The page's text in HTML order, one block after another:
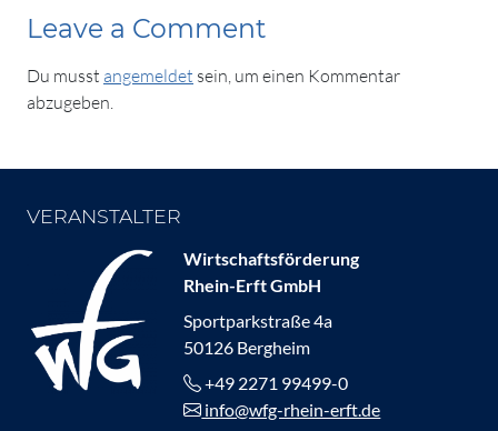
Leave a Comment
Du musst angemeldet sein, um einen Kommentar
abzugeben.
VERANSTALTER
Wirtschaftsförderung
Rhein-Erft GmbH
Sportparkstraße 4a
50126 Bergheim
+49 2271 99499-0
info@wfg-rhein-erft.de